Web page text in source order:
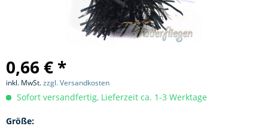
0,66 € *
inkl. MwSt.zzgl. Versandkosten
Sofort versandfertig, Lieferzeit ca. 1-3 Werktage
Größe: